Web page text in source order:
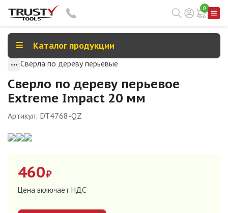
0
Каталог продукции
Сверла по дереву перьевые
Сверло по дереву перьевое
Extreme Impact 20 мм
Артикул: DT4768-QZ
460₽
Цена включает НДС